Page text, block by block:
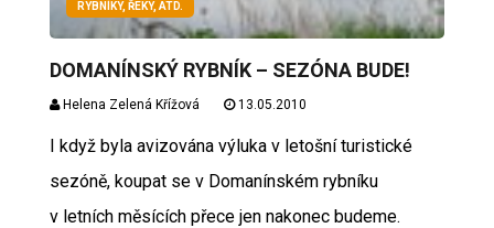
RYBNÍKY, ŘEKY, ATD.
DOMANÍNSKÝ RYBNÍK – SEZÓNA BUDE!
Helena Zelená Křížová 13.05.2010
I když byla avizována výluka v letošní turistické
sezóně, koupat se v Domanínském rybníku
v letních měsících přece jen nakonec budeme.